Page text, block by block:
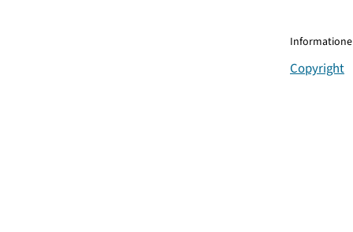
Copyright